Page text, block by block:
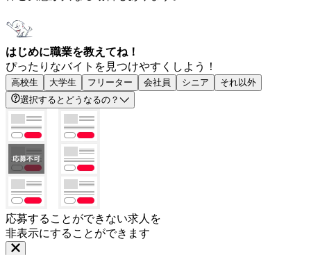
はじめに職業を教えてね！
ぴったりなバイトを見つけやすくしよう！
高校生 大学生 フリーター 会社員 シニア
それ以外
選択するとどうなるの？
応募することができない求人を
非表示にすることができます